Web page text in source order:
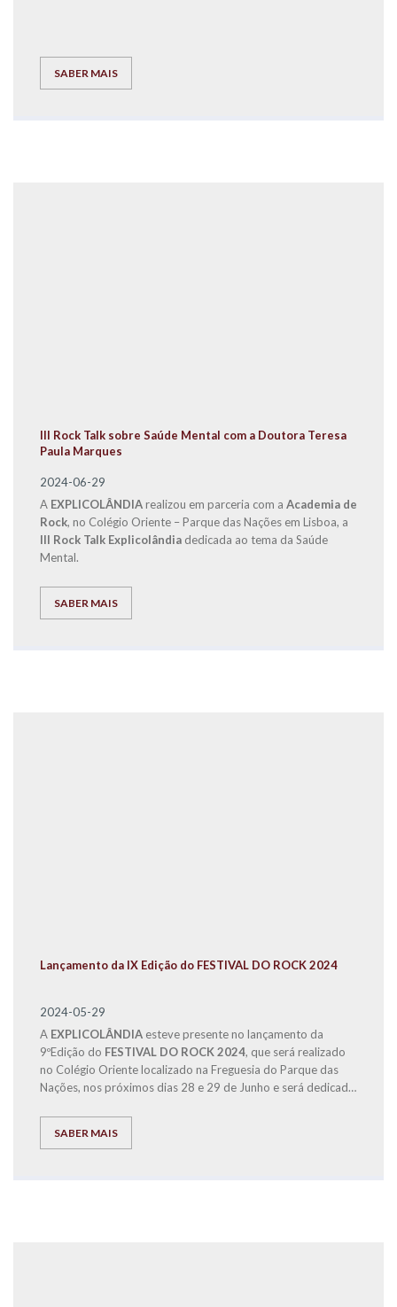
SABER MAIS
III Rock Talk sobre Saúde Mental com a Doutora Teresa
Paula Marques
2024-06-29
A EXPLICOLÂNDIArealizou em parceria com a Academia de
Rock, no Colégio Oriente – Parque das Nações em Lisboa, a
III Rock Talk Explicolândia dedicada ao tema da Saúde
Mental.
SABER MAIS
Lançamento da IX Edição do FESTIVAL DO ROCK 2024
2024-05-29
A EXPLICOLÂNDIA esteve presente no lançamento da
9ºEdição do FESTIVAL DO ROCK 2024, que será realizado
no Colégio Oriente localizado na Freguesia do Parque das
Nações, nos próximos dias 28 e 29 de Junho e será dedicada
SABER MAIS